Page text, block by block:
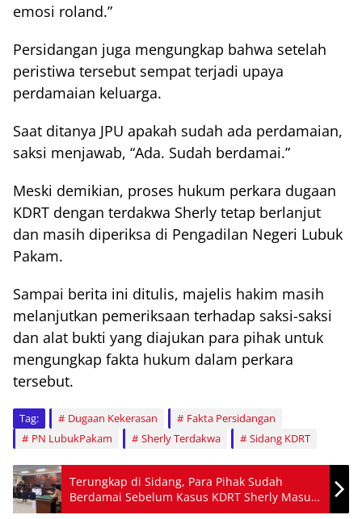
emosi roland.”
Persidangan juga mengungkap bahwa setelah
peristiwa tersebut sempat terjadi upaya
perdamaian keluarga.
Saat ditanya JPU apakah sudah ada perdamaian,
saksi menjawab, “Ada. Sudah berdamai.”
Meski demikian, proses hukum perkara dugaan
KDRT dengan terdakwa Sherly tetap berlanjut
dan masih diperiksa di Pengadilan Negeri Lubuk
Pakam.
Sampai berita ini ditulis, majelis hakim masih
melanjutkan pemeriksaan terhadap saksi-saksi
dan alat bukti yang diajukan para pihak untuk
mengungkap fakta hukum dalam perkara
tersebut.
Tag: Dugaan Kekerasan
Fakta Persidangan
PN LubukPakam
Sherly Terdakwa Sidang KDRT
Terungkap di Sidang, Para Pihak Sudah
Berdamai Sebelum Kasus KDRT Sherly Masuk
Pengadilan